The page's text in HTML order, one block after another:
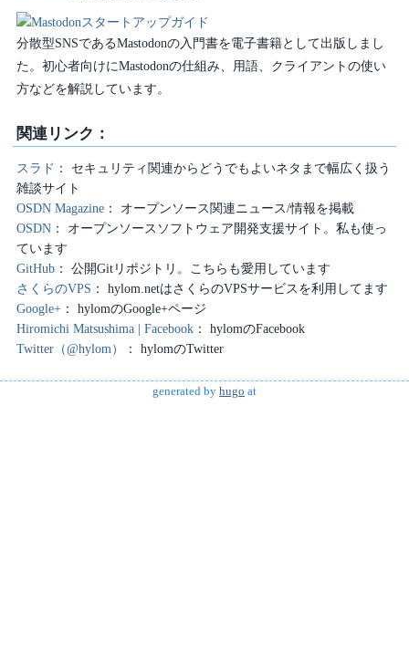
分散型SNSであるMastodonの入門書を電子書籍として出版しまし
た。初心者向けにMastodonの仕組み、用語、クライアントの使い
方などを解説しています。
関連リンク：
スラド
セキュリティ関連からどうでもよいネタまで幅広く扱う
雑談サイト
OSDN Magazine
オープンソース関連ニュース/情報を掲載
OSDN
オープンソースソフトウェア開発支援サイト。私も使っ
ています
GitHub
公開Gitリポジトリ。こちらも愛用しています
さくらのVPS
hylom.netはさくらのVPSサービスを利用してます
Google+
hylomのGoogle+ページ
Hiromichi Matsushima | Facebook
hylomのFacebook
Twitter（@hylom）
hylomのTwitter
generated by hugo at